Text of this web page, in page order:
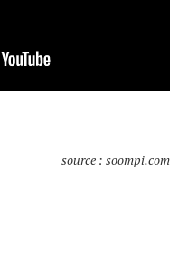
source : soompi.com